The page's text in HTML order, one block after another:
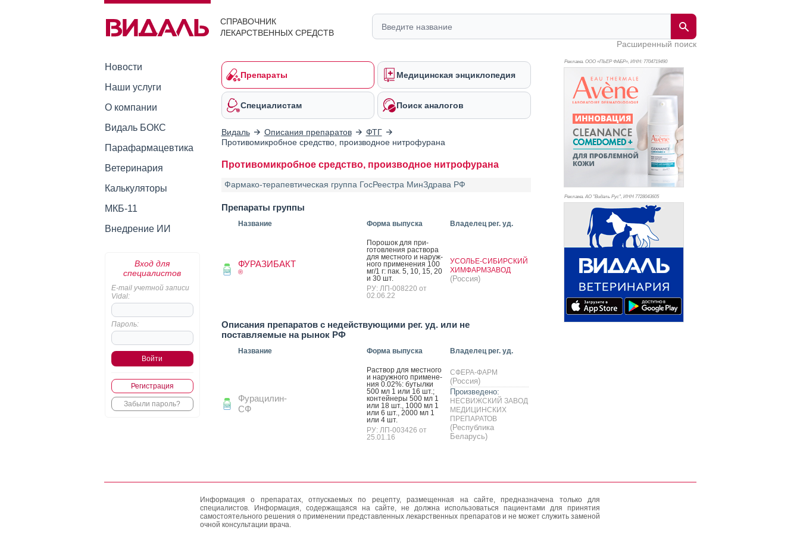
СПРАВОЧНИК
ЛЕКАРСТВЕННЫХ СРЕДСТВ
Расширенный поиск
Новости
Наши услуги
О компании
Видаль БОКС
Парафармацевтика
Ветеринария
Калькуляторы
МКБ-11
Внедрение ИИ
Вход для
специалистов
E-mail учетной записи
Vidal:
Пароль:
Регистрация
Забыли пароль?
Препараты Медицинская энциклопедия
Специалистам Поиск аналогов
Видаль Описания препаратов
ФТГ
Противомикробное средство, производное нитрофурана
Противомикробное средство, производное нитрофурана
Фармако-терапевтическая группа ГосРеестра МинЗдрава РФ
Препараты группы
Название Форма выпуска Владелец рег. уд.
ФУРАЗИБАКТ
®
По­рошок для при­
готов­ле­ния рас­тво­ра
для мес­тно­го и на­руж­
но­го при­мене­ния 100
мг/1 г: пак. 5, 10, 15, 20
и 30 шт.
РУ: ЛП-008220 от
02.06.22
УСОЛЬЕ-СИБИРСКИЙ
ХИМФАРМЗАВОД
(Россия)
Описания препаратов с недействующими рег. уд. или не
поставляемые на рынок РФ
Название Форма выпуска Владелец рег. уд.
Фурацилин-
СФ
Рас­твор для мес­тно­го
и на­руж­но­го при­мене­
ния 0.02%: бу­тыл­ки
500 мл 1 или 16 шт.;
кон­тей­не­ры 500 мл 1
или 18 шт., 1000 мл 1
или 6 шт., 2000 мл 1
или 4 шт.
РУ: ЛП-003426 от
25.01.16
СФЕРА-ФАРМ
(Россия)
Произведено:
НЕСВИЖСКИЙ ЗАВОД
МЕДИЦИНСКИХ
ПРЕПАРАТОВ
(Республика
Беларусь)
Реклама. ООО «ПЬЕР ФАБР», ИНН: 7704719490
Реклама. АО "Видаль Рус", ИНН 7728043605
Информация о препаратах, отпускаемых по рецепту, размещенная на сайте, предназначена только для
специалистов. Информация, содержащаяся на сайте, не должна использоваться пациентами для принятия
самостоятельного решения о применении представленных лекарственных препаратов и не может служить заменой
очной консультации врача.